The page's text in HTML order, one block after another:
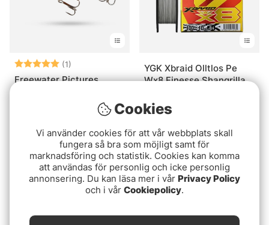
Betyg: (1)
5.0 utav 5 stjärnor
Freewater Pictures
YGK Xbraid Olltlos Pe
Wx8 Finesse Shangrilla
Cookies
Vi använder cookies för att vår webbplats skall
fungera så bra som möjligt samt för
marknadsföring och statistik. Cookies kan komma
att användas för personlig och icke personlig
annonsering. Du kan läsa mer i vår Privacy Policy
och i vår Cookiepolicy.